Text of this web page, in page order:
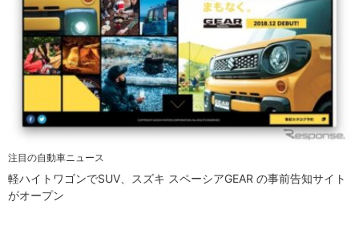
注目の自動車ニュース
軽ハイトワゴンでSUV、スズキ スペーシアGEAR の事前告知サイト
がオープン